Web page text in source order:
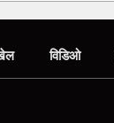
विडिओ